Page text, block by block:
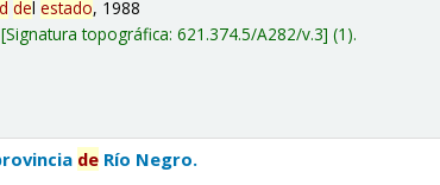
delestado, 1988
Signatura topográfica:621.374.5/A282/v.3 (1).
de Río Negro.